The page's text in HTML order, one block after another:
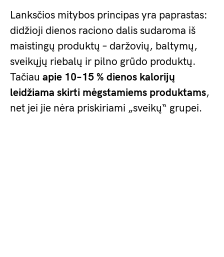
Lanksčios mitybos principas yra paprastas:
didžioji dienos raciono dalis sudaroma iš
maistingų produktų – daržovių, baltymų,
sveikųjų riebalų ir pilno grūdo produktų.
Tačiau apie 10–15 % dienos kalorijų
leidžiama skirti mėgstamiems produktams,
net jei jie nėra priskiriami „sveikų“ grupei.